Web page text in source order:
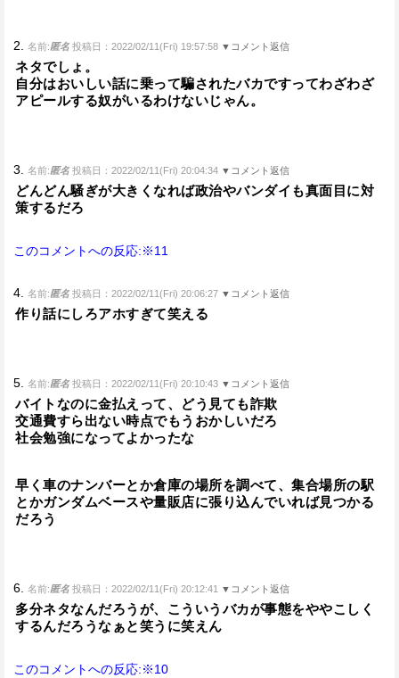
2. 名前:匿名 投稿日：2022/02/11(Fri) 19:57:58 ▼コメント返信
ネタでしょ。
自分はおいしい話に乗って騙されたバカですってわざわざ
アピールする奴がいるわけないじゃん。
3. 名前:匿名 投稿日：2022/02/11(Fri) 20:04:34 ▼コメント返信
どんどん騒ぎが大きくなれば政治やバンダイも真面目に対
策するだろ
このコメントへの反応:※11
4. 名前:匿名 投稿日：2022/02/11(Fri) 20:06:27 ▼コメント返信
作り話にしろアホすぎて笑える
5. 名前:匿名 投稿日：2022/02/11(Fri) 20:10:43 ▼コメント返信
バイトなのに金払えって、どう見ても詐欺
交通費すら出ない時点でもうおかしいだろ
社会勉強になってよかったな
早く車のナンバーとか倉庫の場所を調べて、集合場所の駅
とかガンダムベースや量販店に張り込んでいれば見つかる
だろう
6. 名前:匿名 投稿日：2022/02/11(Fri) 20:12:41 ▼コメント返信
多分ネタなんだろうが、こういうバカが事態をややこしく
するんだろうなぁと笑うに笑えん
このコメントへの反応:※10